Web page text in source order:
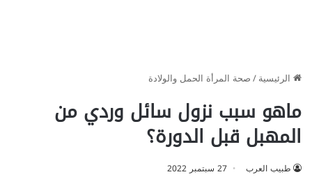
الرئيسية/صحة المرأة الحمل والولادة
ماهو سبب نزول سائل وردي من
المهبل قبل الدورة؟
طبيب العرب 27 سبتمبر 2022